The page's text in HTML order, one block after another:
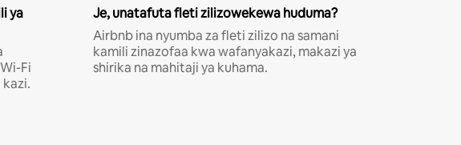
ya
Fi
kazi.
Je, unatafuta fleti zilizowekewa huduma?
Airbnb ina nyumba za fleti zilizo na samani
kamili zinazofaa kwa wafanyakazi, makazi ya
shirika na mahitaji ya kuhama.